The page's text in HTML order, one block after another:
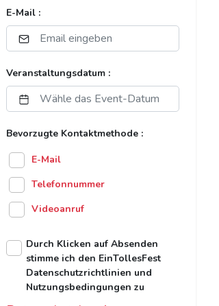
E-Mail :
Veranstaltungsdatum :
Bevorzugte Kontaktmethode :
E-Mail
Telefonnummer
Videoanruf
Durch Klicken auf Absenden
stimme ich den EinTollesFest
Datenschutzrichtlinien und
Nutzungsbedingungen zu